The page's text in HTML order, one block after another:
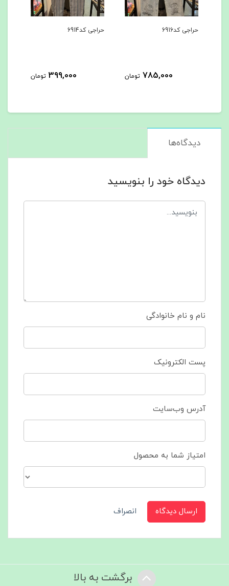
حراجی کد6914
399,000 تومان
ست هودی و شلوار کد6869
725,000 تومان
دیدگاه‌ها
دیدگاه خود را بنویسید
نام و نام خانوادگی
پست الکترونیک
آدرس وب‌سایت
امتیاز شما به محصول
ارسال دیدگاه انصراف
برگشت به بالا